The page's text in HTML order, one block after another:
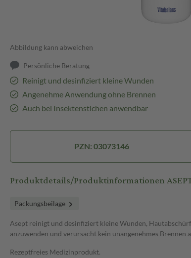
Abbildung kann abweichen
Persönliche Beratung
Reinigt und desinfiziert kleine Wunden
Angenehme Anwendung ohne Brennen
Auch bei Insektenstichen anwendbar
PZN: 03073146
Produktdetails/Produktinformationen
Packungsbeilage
Asept reinigt und desinfiziert kleine Wunden,
anzuwenden und verursacht kein unangenehmes
Rezeptfreies Medizinprodukt.